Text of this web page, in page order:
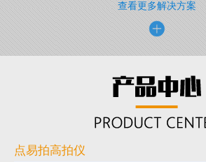
查看更多解决方案
点易拍高拍仪